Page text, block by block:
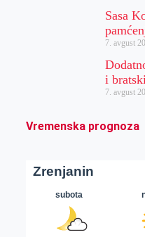
Sasa
7. avgust
i
7. avgust
Vremenska prognoza